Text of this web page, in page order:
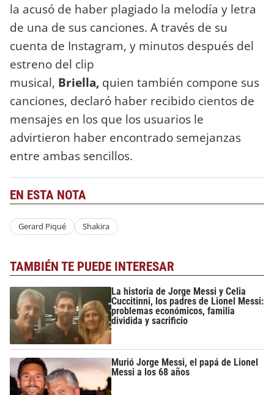
la acusó de haber plagiado la melodía y letra
de una de sus canciones. A través de su
cuenta de Instagram, y minutos después del
estreno del clip
musical, Briella, quien también compone sus
canciones, declaró haber recibido cientos de
mensajes en los que los usuarios le
advirtieron haber encontrado semejanzas
entre ambas sencillos.
EN ESTA NOTA
Gerard Piqué Shakira
TAMBIÉN TE PUEDE INTERESAR
La historia de Jorge Messi y Celia
Cuccitinni, los padres de Lionel Messi:
problemas económicos, familia
dividida y sacrificio
Murió Jorge Messi, el papá de Lionel
Messi a los 68 años